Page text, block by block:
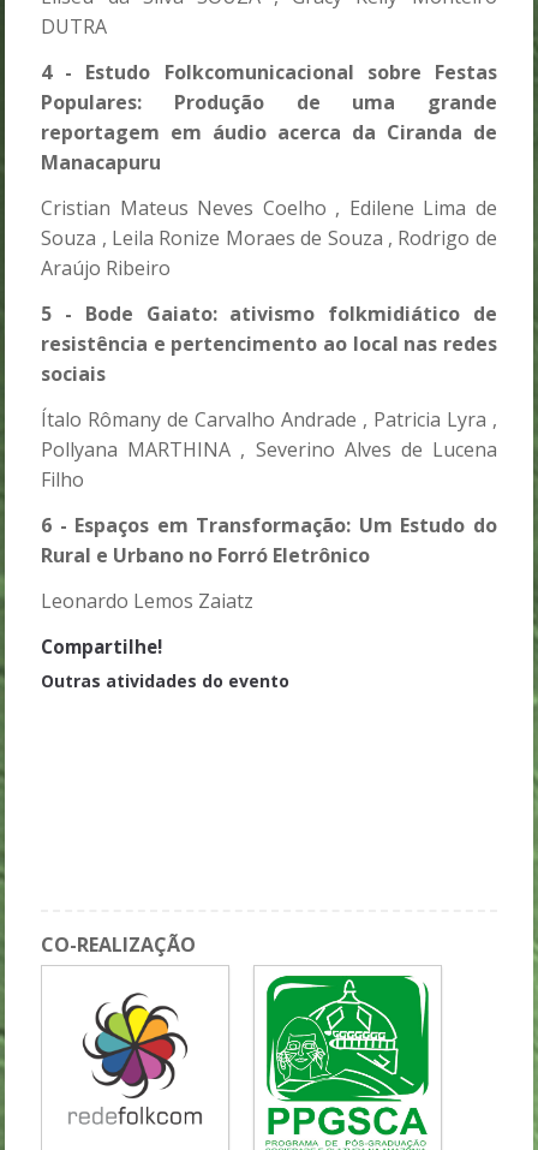
DUTRA
4 - Estudo Folkcomunicacional sobre Festas
Populares: Produção de uma grande
reportagem em áudio acerca da Ciranda de
Manacapuru
Cristian Mateus Neves Coelho , Edilene Lima de
Souza , Leila Ronize Moraes de Souza , Rodrigo de
Araújo Ribeiro
5 - Bode Gaiato: ativismo folkmidiático de
resistência e pertencimento ao local nas redes
sociais
Ítalo Rômany de Carvalho Andrade , Patricia Lyra ,
Pollyana MARTHINA , Severino Alves de Lucena
Filho
6 - Espaços em Transformação: Um Estudo do
Rural e Urbano no Forró Eletrônico
Leonardo Lemos Zaiatz
Compartilhe!
Outras atividades do evento
CO-REALIZAÇÃO